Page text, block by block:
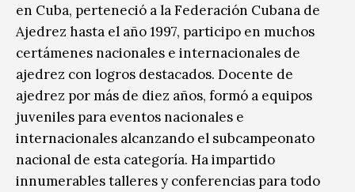
en Cuba, perteneció a la Federación Cubana de
Ajedrez hasta el año 1997, participo en muchos
certámenes nacionales e internacionales de
ajedrez con logros destacados. Docente de
ajedrez por más de diez años, formó a equipos
juveniles para eventos nacionales e
internacionales alcanzando el subcampeonato
nacional de esta categoría. Ha impartido
innumerables talleres y conferencias para todo